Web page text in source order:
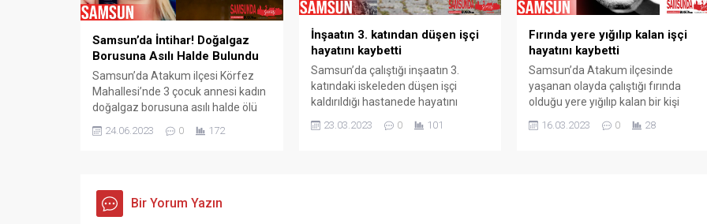
aramalarda bin 746 adet Sentetik
Ecza...
Samsun’da İntihar! Doğalgaz
Borusuna Asılı Halde Bulundu
Samsun’da Atakum ilçesi Körfez
Mahallesi’nde 3 çocuk annesi kadın
doğalgaz borusuna asılı halde ölü
ilçesi Körfez Mahallesi‘nde
doğalgaz borusuna asılı halde
bulundu. Olay, polise ve sağlık
24.06.2023 0 172
İnşaatın 3. katından düşen işçi
hayatını kaybetti
Samsun’da çalıştığı inşaatın 3.
katındaki iskeleden düşen işçi
kaldırıldığı hastanede hayatını
kaybetti. Olay, Samsun’un Atakum
ilçesi Beypınar Mahallesi‘nde
23.03.2023 0 101
Fırında yere yığılıp kalan işçi
hayatını kaybetti
Samsun’da Atakum ilçesinde
yaşanan olayda çalıştığı fırında
olduğu yere yığılıp kalan bir kişi
kaldırıldığı hastanede hayatını
kaybetti. Olay, Samsun’un Atakum
16.03.2023 0 28
Bir Yorum Yazın